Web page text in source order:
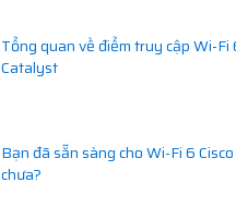
Tổng quan về điểm truy cập Wi-Fi
Catalyst
Bạn đã sẵn sàng cho Wi-Fi 6
chưa?